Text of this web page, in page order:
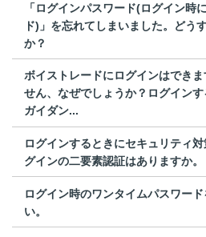
「ログインパスワード(ログイン時
ド)」を忘れてしまいました。どう
か？
ボイストレードにログインはでき
せん、なぜでしょうか？ログイン
ガイダン...
ログインするときにセキュリティ
グインの二要素認証はありますか。
ログイン時のワンタイムパスワー
い。